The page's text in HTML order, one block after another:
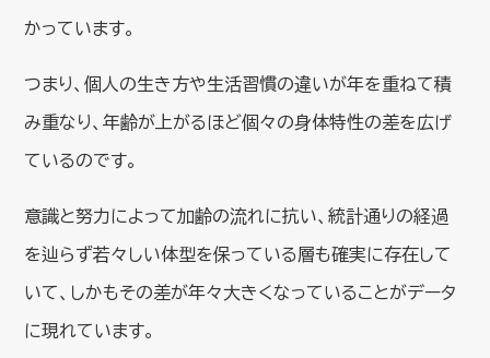
かっています。
つまり、個人の生き方や生活習慣の違いが年を重ねて積
み重なり、年齢が上がるほど個々の身体特性の差を広げ
ているのです。
意識と努力によって加齢の流れに抗い、統計通りの経過
を辿らず若々しい体型を保っている層も確実に存在して
いて、しかもその差が年々大きくなっていることがデータ
に現れています。